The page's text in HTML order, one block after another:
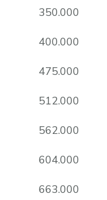
350.000
400.000
475.000
512.000
562.000
604.000
663.000